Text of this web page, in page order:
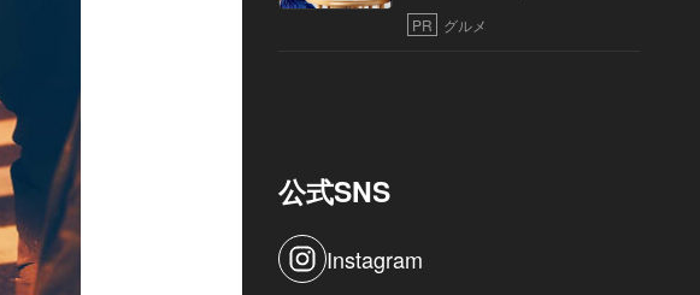
PR グルメ
公式SNS
Instagram